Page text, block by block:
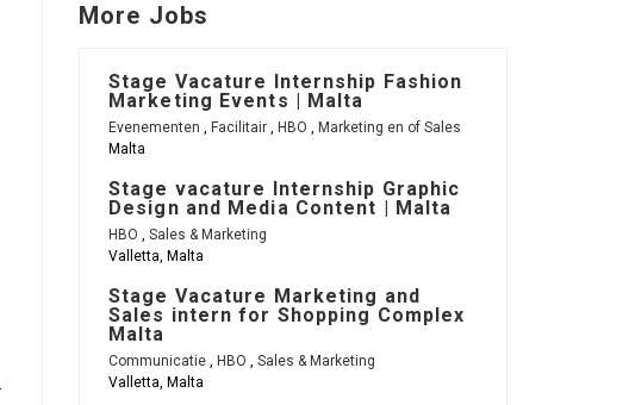
More Jobs
Stage Vacature Internship Fashion
Marketing Events | Malta
Evenementen , Facilitair , HBO , Marketing en of Sales
Malta
Stage vacature Internship Graphic
Design and Media Content | Malta
HBO , Sales & Marketing
Valletta, Malta
Stage Vacature Marketing and
Sales intern for Shopping Complex
Malta
Communicatie , HBO , Sales & Marketing
Valletta, Malta